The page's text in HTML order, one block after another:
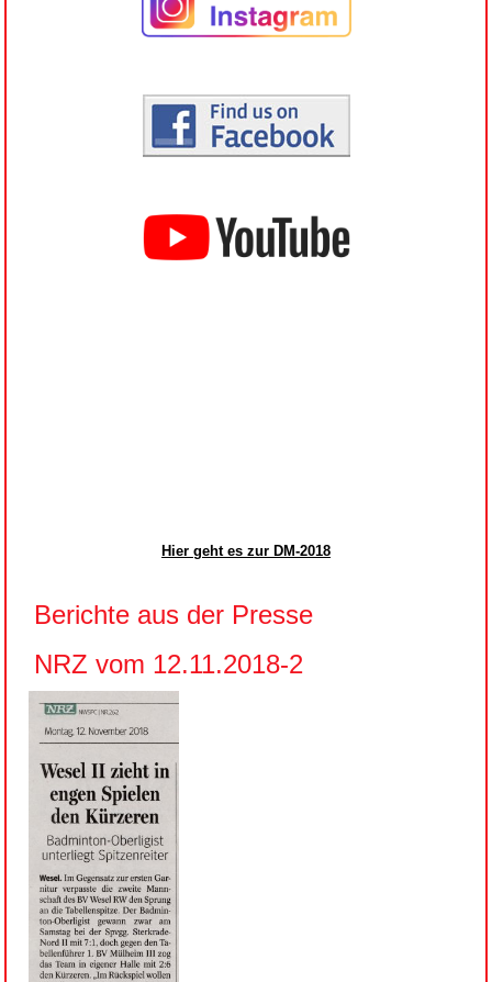
Hier geht es zur DM-2018
Berichte aus der Presse
NRZ vom 12.11.2018-2